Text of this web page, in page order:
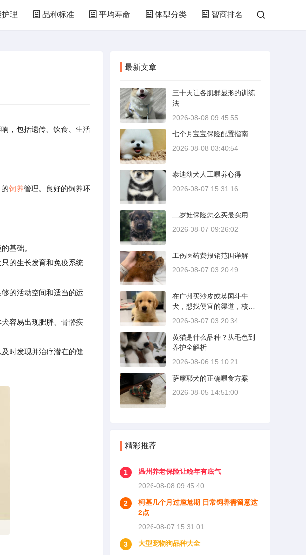
护理 品种标准 平均寿命 体型分类 智商排名
，包括遗传、饮食、生活
饲养管理。良好的饲养环
基础。
的生长发育和免疫系统
的活动空间和适当的运
容易出现肥胖、骨骼疾
时发现并治疗潜在的健
最新文章
三十天让各肌群显形的训练
法
2026-08-08 09:45:55
七个月宝宝保险配置指南
2026-08-08 03:40:54
泰迪幼犬人工喂养心得
2026-08-07 15:31:16
二岁娃保险怎么买最实用
2026-08-07 09:26:02
工伤医药费报销范围详解
2026-08-07 03:20:49
在广州买沙皮或英国斗牛
犬，想找便宜的渠道，核心
是分清“便宜”和“捡漏”的界
种，价格比北方城市有优
势；英国斗牛犬则完全是另
一套行情。下面直接说具体
间。
2026-08-07 03:20:34
黄猫是什么品种？从毛色到
养护全解析
2026-08-06 15:10:21
萨摩耶犬的正确喂食方案
2026-08-05 14:51:00
精彩推荐
1
温州养老保险让晚年有底气
2026-08-08 09:45:40
2
柯基几个月过尴尬期 日常饲养需留意这
2点
2026-08-07 15:31:01
3
大型宠物狗品种大全